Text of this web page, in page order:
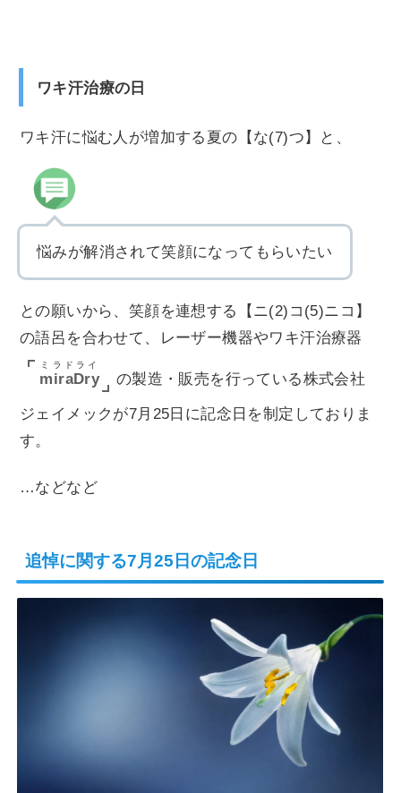
ワキ汗治療の日
ワキ汗に悩む人が増加する夏の【な(7)つ】と、
悩みが解消されて笑顔になってもらいたい
との願いから、笑顔を連想する【ニ(2)コ(5)ニコ】
の語呂を合わせて、レーザー機器やワキ汗治療器
miraDry
ミラドライ
の製造・販売を行っている株式会社
ジェイメックが7月25日に記念日を制定しておりま
す。
…などなど
追悼に関する7月25日の記念日